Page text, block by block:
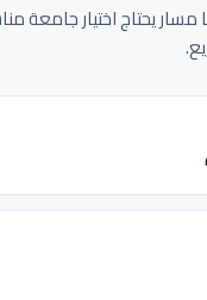
مسار يحتاج اختيار جامعة